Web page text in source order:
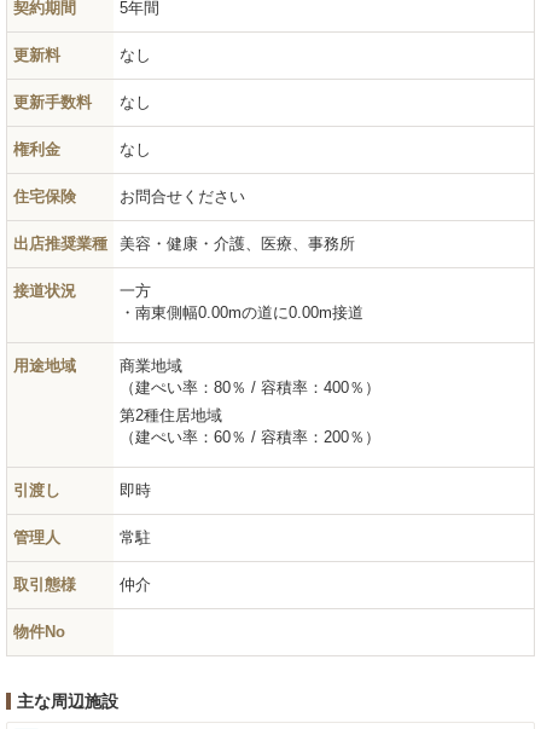
契約期間 5年間
更新料 なし
更新手数料 なし
権利金 なし
住宅保険 お問合せください
出店推奨業種 美容・健康・介護、医療、事務所
接道状況
一方
南東側幅0.00mの道に0.00m接道
用途地域
商業地域
（建ぺい率：80％ / 容積率：400％）
第2種住居地域
（建ぺい率：60％ / 容積率：200％）
引渡し 即時
管理人 常駐
取引態様 仲介
物件No
主な周辺施設